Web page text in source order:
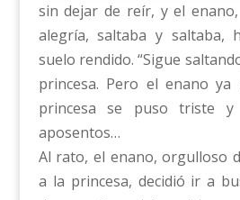
sin dejar de reír, y el
alegría, saltaba y saltaba,
suelo rendido. “Sigue
princesa. Pero el enano ya
princesa se puso triste
aposentos…
Al rato, el enano, orgulloso
a la princesa, decidió ir a